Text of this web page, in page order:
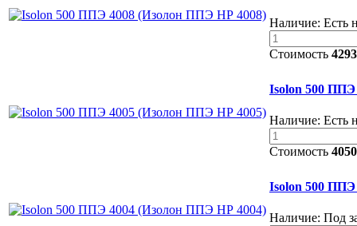
Наличие: Есть
Стоимость
Isolon 500
Наличие: Есть
Стоимость
Isolon 500
Наличие: Под